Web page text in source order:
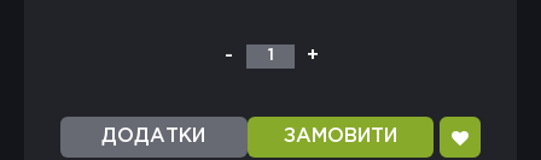
- 1 +
ДОДАТКИ ЗАМОВИТИ